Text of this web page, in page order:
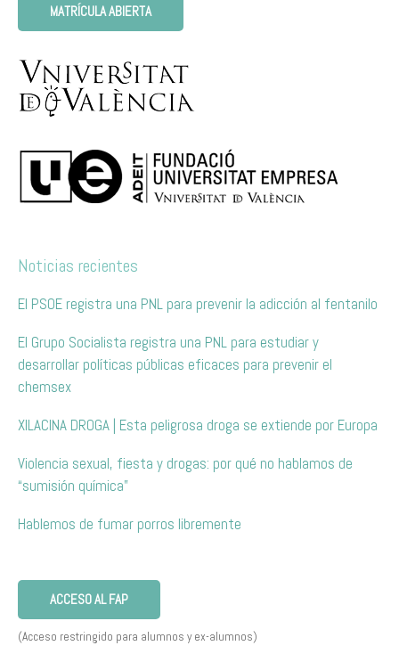
MATRÍCULA ABIERTA
Noticias recientes
El PSOE registra una PNL para prevenir la adicción al fentanilo
El Grupo Socialista registra una PNL para estudiar y
desarrollar políticas públicas eficaces para prevenir el
chemsex
XILACINA DROGA | Esta peligrosa droga se extiende por Europa
Violencia sexual, fiesta y drogas: por qué no hablamos de
“sumisión química”
Hablemos de fumar porros libremente
ACCESO AL FAP
(Acceso restringido para alumnos y ex-alumnos)